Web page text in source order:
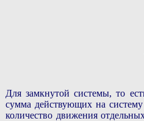
Для замкнутой системы, то
сумма действующих на
количество движения